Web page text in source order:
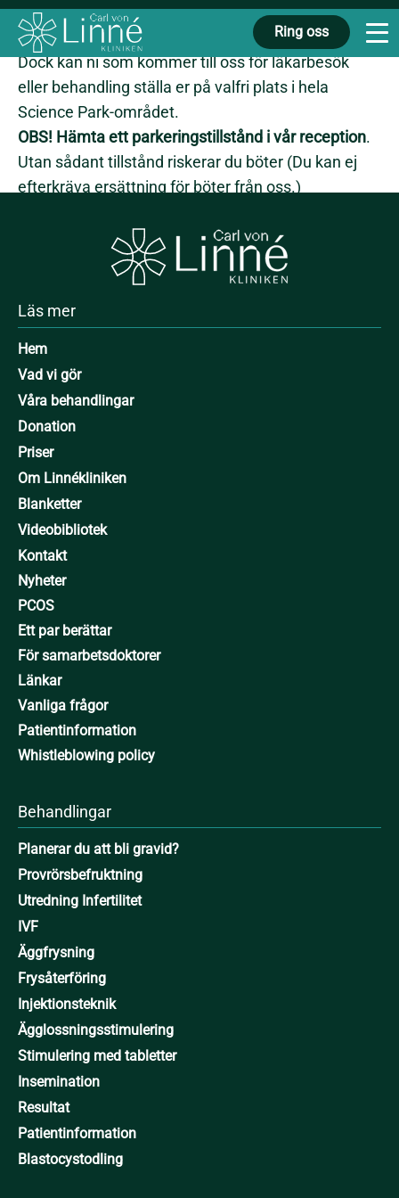
Ring oss
Det finns bara betalplatser på området.
Dock kan ni som kommer till oss för läkarbesök
eller behandling ställa er på valfri plats i hela
Science Park-området.
OBS! Hämta ett parkeringstillstånd i vår reception.
Utan sådant tillstånd riskerar du böter (Du kan ej
efterkräva ersättning för böter från oss.)
Framöver kommer detta att ändras igen med
fortsatt fri parkering för våra patienter men med
annan rutin för hur det anmäls till parkeringsbolget.
Läs mer
Hem
Vad vi gör
Våra behandlingar
Donation
Priser
Om Linnékliniken
Blanketter
Videobibliotek
Kontakt
Nyheter
PCOS
Ett par berättar
För samarbetsdoktorer
Länkar
Vanliga frågor
Patientinformation
Whistleblowing policy
Behandlingar
Planerar du att bli gravid?
Provrörsbefruktning
Utredning Infertilitet
IVF
Äggfrysning
Frysåterföring
Injektionsteknik
Ägglossningsstimulering
Stimulering med tabletter
Insemination
Resultat
Patientinformation
Blastocystodling